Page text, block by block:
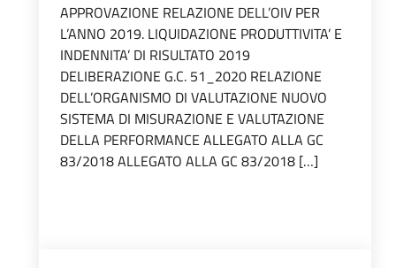
APPROVAZIONE RELAZIONE DELL’OIV PER
L’ANNO 2019. LIQUIDAZIONE PRODUTTIVITA’ E
INDENNITA’ DI RISULTATO 2019
DELIBERAZIONE G.C. 51_2020 RELAZIONE
DELL’ORGANISMO DI VALUTAZIONE NUOVO
SISTEMA DI MISURAZIONE E VALUTAZIONE
DELLA PERFORMANCE ALLEGATO ALLA GC
83/2018 ALLEGATO ALLA GC 83/2018 […]